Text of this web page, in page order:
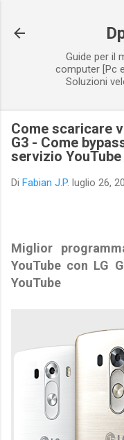
Guide per il
computer [Pc
Soluzioni
Come scaricare
G3 - Come
servizio YouTube
Di Fabian J.P. luglio 26,
Miglior
YouTube con LG
YouTube